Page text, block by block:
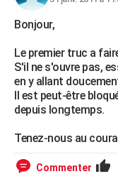
Bonjour,
Le premier truc a
S'il ne s'ouvre pas,
en y allant
Il est peut-être
depuis longtemps.
Tenez-nous au
Commenter